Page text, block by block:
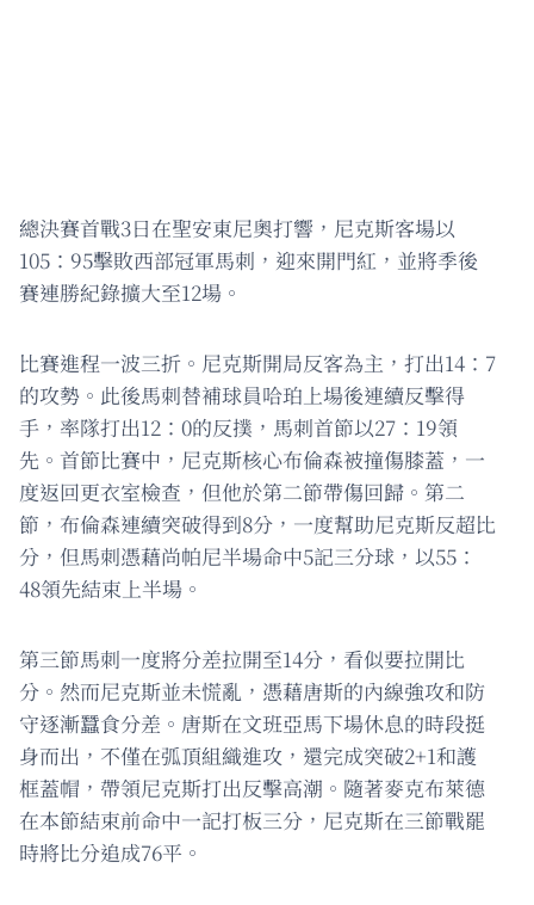
總決賽首戰3日在聖安東尼奧打響，尼克斯客場以
105：95擊敗西部冠軍馬刺，迎來開門紅，並將季後
賽連勝紀錄擴大至12場。
比賽進程一波三折。尼克斯開局反客為主，打出14：7
的攻勢。此後馬刺替補球員哈珀上場後連續反擊得
手，率隊打出12：0的反撲，馬刺首節以27：19領
先。首節比賽中，尼克斯核心布倫森被撞傷膝蓋，一
度返回更衣室檢查，但他於第二節帶傷回歸。第二
節，布倫森連續突破得到8分，一度幫助尼克斯反超比
分，但馬刺憑藉尚帕尼半場命中5記三分球，以55：
48領先結束上半場。
第三節馬刺一度將分差拉開至14分，看似要拉開比
分。然而尼克斯並未慌亂，憑藉唐斯的內線強攻和防
守逐漸蠶食分差。唐斯在文班亞馬下場休息的時段挺
身而出，不僅在弧頂組織進攻，還完成突破2+1和護
框蓋帽，帶領尼克斯打出反擊高潮。隨著麥克布萊德
在本節結束前命中一記打板三分，尼克斯在三節戰罷
時將比分追成76平。